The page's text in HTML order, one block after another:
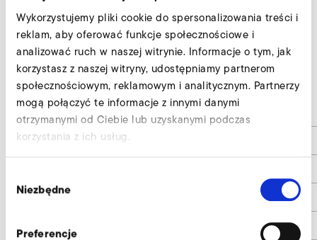
Wykorzystujemy pliki cookie do spersonalizowania treści i
reklam, aby oferować funkcje społecznościowe i
analizować ruch w naszej witrynie. Informacje o tym, jak
korzystasz z naszej witryny, udostępniamy partnerom
społecznościowym, reklamowym i analitycznym. Partnerzy
mogą połączyć te informacje z innymi danymi
otrzymanymi od Ciebie lub uzyskanymi podczas
korzystania z ich usług.
zgody
Niezbędne
Preferencje
RD 62 F
d2
d4
8 x 11,5